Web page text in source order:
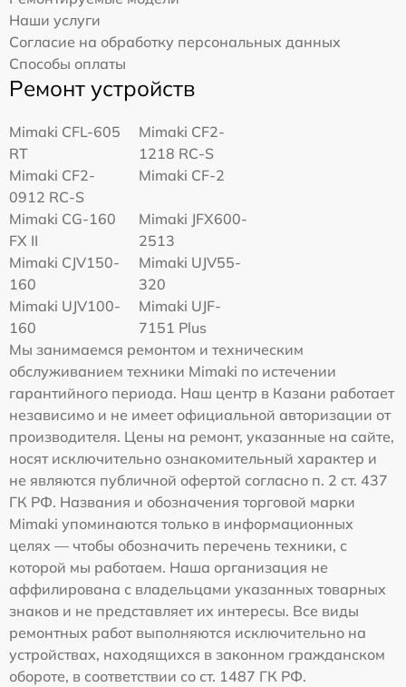
Наши услуги
Согласие на обработку персональных данных
Способы оплаты
Ремонт устройств
Mimaki CFL-605
RT
Mimaki CF2-
1218 RC-S
Mimaki CF2-
0912 RC-S
Mimaki CF-2
Mimaki CG-160
FX II
Mimaki JFX600-
2513
Mimaki СJV150-
160
Mimaki UJV55-
320
Mimaki UJV100-
160
Mimaki UJF-
7151 Plus
Мы занимаемся ремонтом и техническим
обслуживанием техники Mimaki по истечении
гарантийного периода. Наш центр в Казани работает
независимо и не имеет официальной авторизации от
производителя. Цены на ремонт, указанные на сайте,
носят исключительно ознакомительный характер и
не являются публичной офертой согласно п. 2 ст. 437
ГК РФ. Названия и обозначения торговой марки
Mimaki упоминаются только в информационных
целях — чтобы обозначить перечень техники, с
которой мы работаем. Наша организация не
аффилирована с владельцами указанных товарных
знаков и не представляет их интересы. Все виды
ремонтных работ выполняются исключительно на
устройствах, находящихся в законном гражданском
обороте, в соответствии со ст. 1487 ГК РФ.